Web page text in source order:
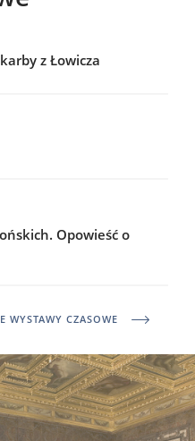
z Łowicza
Opowieść o
WYSTAWY CZASOWE